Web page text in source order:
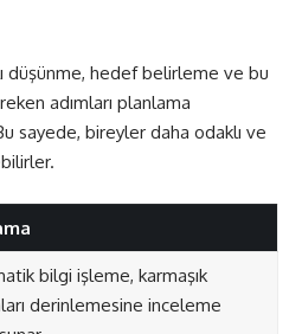
düşünme, hedef belirleme ve bu
adımları planlama
sayede, bireyler daha odaklı ve
bilgi işleme, karmaşık
derinlemesine inceleme